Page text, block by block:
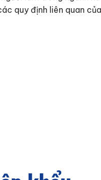
quy định liên quan